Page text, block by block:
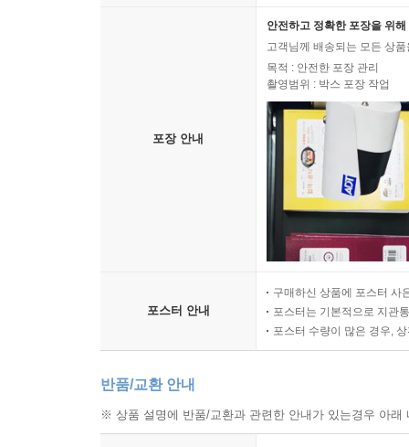
포장 안내
안전하고 정확한 포장을 위
고객님께 배송되는 모든 상
목적 : 안전한 포장 관리
촬영범위 : 박스 포장 작업
포스터 안내
구매하신 상품에 포스터 사
포스터는 기본적으로 지관
포스터 수량이 많은 경우,
반품/교환 안내
※ 상품 설명에 반품/교환과 관련한 안내가 있는경우 아